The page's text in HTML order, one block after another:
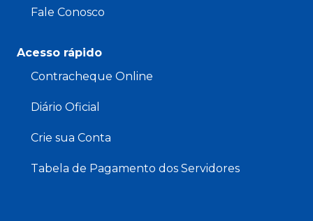
Fale Conosco
Acesso rápido
Contracheque Online
Diário Oficial
Crie sua Conta
Tabela de Pagamento dos Servidores